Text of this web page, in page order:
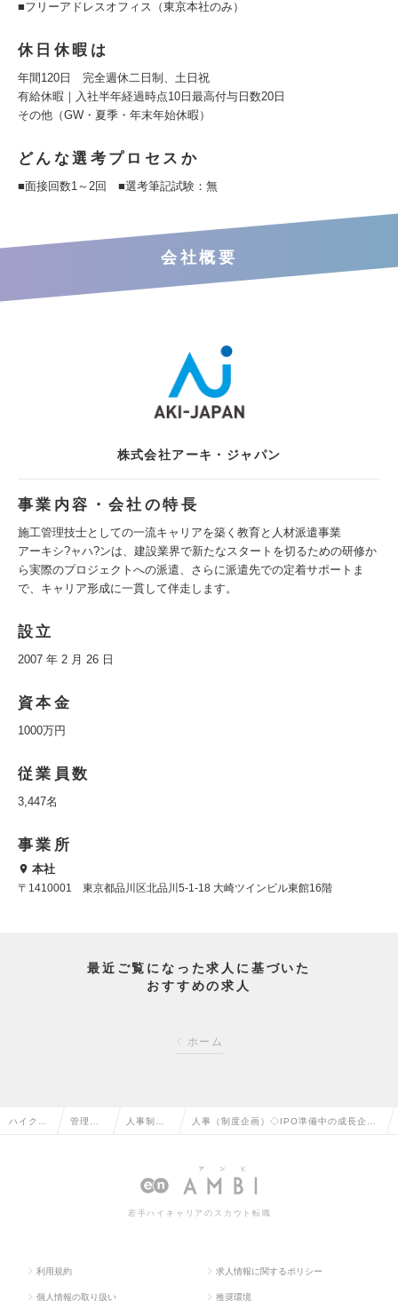
■フリーアドレスオフィス（東京本社のみ）
休日休暇は
年間120日 完全週休二日制、土日祝
有給休暇｜入社半年経過時点10日最高付与日数20日
その他（GW・夏季・年末年始休暇）
どんな選考プロセスか
■面接回数1～2回 ■選考筆記試験：無
会社概要
株式会社アーキ・ジャパン
事業内容・会社の特長
施工管理技士としての一流キャリアを築く教育と人材派遣事業
アーキシ?ャハ?ンは、建設業界で新たなスタートを切るための研修か
ら実際のプロジェクトへの派遣、さらに派遣先での定着サポートま
で、キャリア形成に一貫して伴走します。
設立
2007 年 2 月 26 日
資本金
1000万円
従業員数
3,447名
事業所
本社
〒1410001 東京都品川区北品川5-1-18 大崎ツインビル東館16階
最近ご覧になった求人に基づいた
おすすめの求人
ホーム
ハイクラ 管理部 人事制
の転職
人事（制度企画）◇IPO準備中の成長企業
人情報
若手ハイキャリアのスカウト転職
利用規約 求人情報に関するポリシー
個人情報の取り扱い 推奨環境